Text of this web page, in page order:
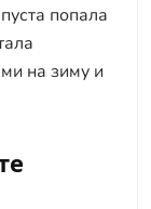
попала
на зиму и